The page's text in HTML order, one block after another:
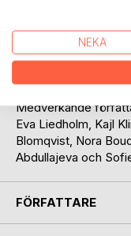
10 författare från
överleva, leva och
Medverkande
Eva Liedholm, Kajl
Blomqvist, Nora
Abdullajeva och
FÖRFATTARE
NEKA